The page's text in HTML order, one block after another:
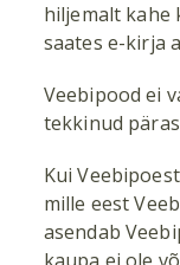
hiljemalt kahe
saates e-kirja
Veebipood ei
tekkinud
Kui
mille eest
asendab